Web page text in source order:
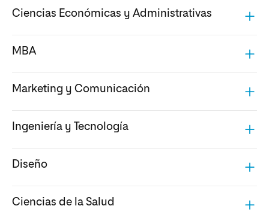
Ciencias Económicas y Administrativas
MBA
Marketing y Comunicación
Ingeniería y Tecnología
Diseño
Ciencias de la Salud